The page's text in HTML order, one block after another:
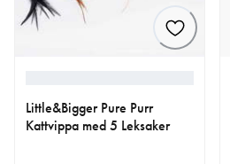
Little&Bigger Pure Purr
Kattvippa med 5 Leksaker